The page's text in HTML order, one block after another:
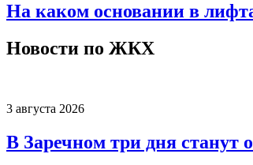
На каком основании в
Новости по ЖКХ
3 августа 2026
В Заречном три дня станут